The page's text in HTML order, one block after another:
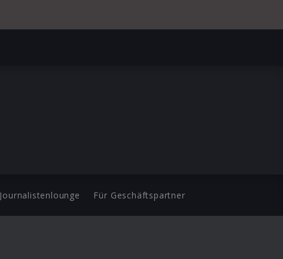
Journalistenlounge Für Geschäftspartner